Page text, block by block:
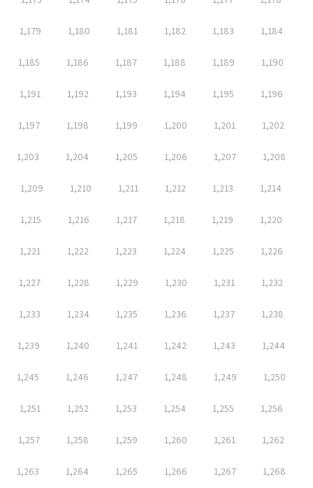
1,179 1,180 1,181 1,182 1,183 1,184
1,185 1,186 1,187 1,188 1,189 1,190
1,191 1,192 1,193 1,194 1,195 1,196
1,197 1,198 1,199 1,200 1,201 1,202
1,203 1,204 1,205 1,206 1,207 1,208
1,209 1,210 1,211 1,212 1,213 1,214
1,215 1,216 1,217 1,218 1,219 1,220
1,221 1,222 1,223 1,224 1,225 1,226
1,227 1,228 1,229 1,230 1,231 1,232
1,233 1,234 1,235 1,236 1,237 1,238
1,239 1,240 1,241 1,242 1,243 1,244
1,245 1,246 1,247 1,248 1,249 1,250
1,251 1,252 1,253 1,254 1,255 1,256
1,257 1,258 1,259 1,260 1,261 1,262
1,263 1,264 1,265 1,266 1,267 1,268